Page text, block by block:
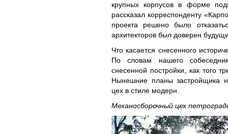
крупных корпусов в форме
рассказал корреспонденту
проекта решено было
архитекторов был доверен
Что касается снесенного
По словам нашего
снесенной постройки, как того
Нынешние планы застройщика
цех в стиле модерн.
Механосборочный цех